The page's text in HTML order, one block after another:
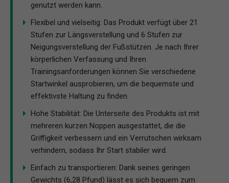
genutzt werden kann.
Flexibel und vielseitig: Das Produkt verfügt über 21
Stufen zur Längsverstellung und 6 Stufen zur
Neigungsverstellung der Fußstützen. Je nach Ihrer
körperlichen Verfassung und Ihren
Trainingsanforderungen können Sie verschiedene
Startwinkel ausprobieren, um die bequemste und
effektivste Haltung zu finden.
Hohe Stabilität: Die Unterseite des Produkts ist mit
mehreren kurzen Noppen ausgestattet, die die
Griffigkeit verbessern und ein Verrutschen wirksam
verhindern, sodass Ihr Start stabiler wird.
Einfach zu transportieren: Dank seines geringen
Gewichts (6,28 Pfund) lässt es sich bequem zum